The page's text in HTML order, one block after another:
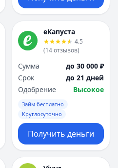
еКапуста
4.5
(14отзывов)
Сумма
до 30 000 ₽
Срок
до 21 дней
Одобрение
Высокое
Займ бесплатно
Круглосуточно
Получить деньги